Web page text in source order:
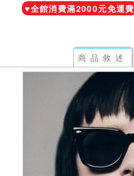
♥️全館消費滿2000元免運費
商品敘述